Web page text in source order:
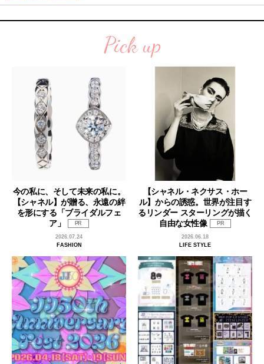
Pick up
今の私に、そして未来の私に。
【シャネル】が贈る、永遠の絆
を形にする「ブライダルフェ
ア」
PR
2026.07.24
FASHION
【シャネル・ネクサス・ホー
ル】からの誘惑。世界が注目す
るリンダー スターリングが描く
自由な女性像
PR
2026.06.18
LIFE STYLE